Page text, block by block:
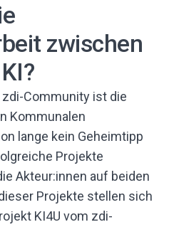
zwischen
Community ist die
Kommunalen
lange kein Geheimtipp
Projekte
Akteur:innen auf beiden
Projekte stellen sich
KI4U vom zdi-